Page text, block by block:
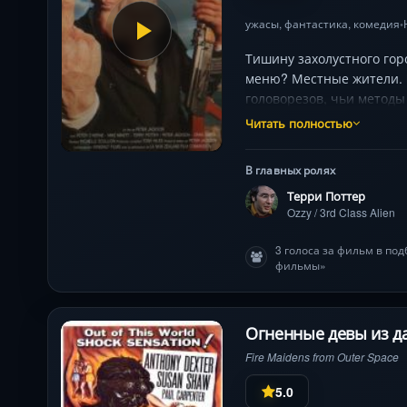
ужасы, фантастика, комедия•
Тишину захолустного
меню? Местные жители.
головорезов, чьи
вытекший мозг обратно
лился реками. Кушанье
Читать полностью
В главных ролях
Терри Поттер
Ozzy / 3rd Class Alien
3 голоса за фильм в
фильмы»
Огненные девы из
Fire Maidens from Outer Space
5.0